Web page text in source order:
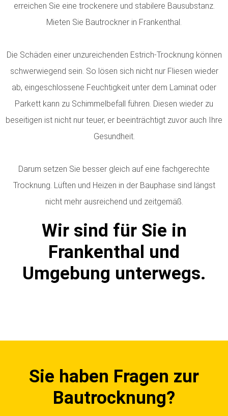
erreichen Sie eine trockenere und stabilere Bausubstanz.
Mieten Sie Bautrockner in Frankenthal.
Die Schäden einer unzureichenden Estrich-Trocknung können
schwerwiegend sein. So lösen sich nicht nur Fliesen wieder
ab, eingeschlossene Feuchtigkeit unter dem Laminat oder
Parkett kann zu Schimmelbefall führen. Diesen wieder zu
beseitigen ist nicht nur teuer, er beeinträchtigt zuvor auch Ihre
Gesundheit.
Darum setzen Sie besser gleich auf eine fachgerechte
Trocknung. Lüften und Heizen in der Bauphase sind längst
nicht mehr ausreichend und zeitgemäß.
Wir sind für Sie in
Frankenthal und
Umgebung unterwegs.
Sie haben Fragen zur
Bautrocknung?